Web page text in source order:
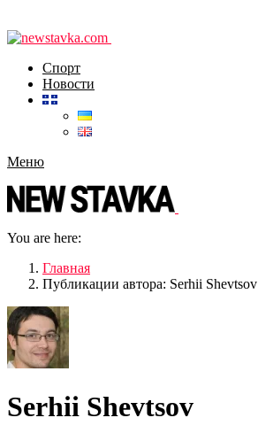
Спорт
Новости
Меню
You are here:
Главная
Публикации автора: Serhii Shevtsov
Serhii Shevtsov